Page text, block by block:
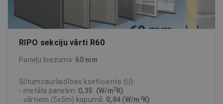
RIPO sekciju vārti R60
Paneļu biezums: 60 mm
Siltumcaurlaidības koeficients (U):
- metāla panelim: 0,35 (W/m2 K)
- vārtiem (5x5m) kopumā: 0,84 (W/m 2K)